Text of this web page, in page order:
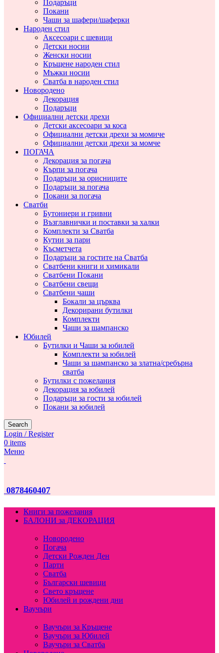
Подаръци
Покани
Чаши за шафери/шаферки
Народен стил
Аксесоари с шевици
Детски носии
Женски носии
Кръщене народен стил
Мъжки носии
Сватба в народен стил
Новородено
Декорация
Подаръци
Официални детски дрехи
Детски аксесоари за коса
Официални детски дрехи за момиче
Официални детски дрехи за момче
ПОГАЧА
Декорация за погача
Кърпи за погача
Подаръци за орисниците
Подаръци за погача
Покани за погача
Сватби
Бутониери и гривни
Възглавнички и поставки за халки
Комплекти за Сватба
Кутии за пари
Късметчета
Подаръци за гостите на Сватба
Сватбени книги и химикали
Сватбени Покани
Сватбени свещи
Сватбени чаши
Бокали за църква
Декорирани бутилки
Комплекти
Чаши за шампанско
Юбилей
Бутилки и Чаши за юбилей
Комплекти за юбилей
Чаши за шампанско за златна/сребърна
сватба
Бутилки с пожелания
Декорация за юбилей
Подаръци за гости за юбилей
Покани за юбилей
Search
Login / Register
0 items
Меню
0878460407
Книги за пожелания
БАЛОНИ за ДЕКОРАЦИЯ
Новородено
Погача
Детски Рожден Ден
Парти
Сватба
Български шевици
Свето кръщене
Юбилей и рождени дни
Ваучъри
Ваучъри за Кръщене
Ваучъри за Юбилей
Ваучъри за Сватба